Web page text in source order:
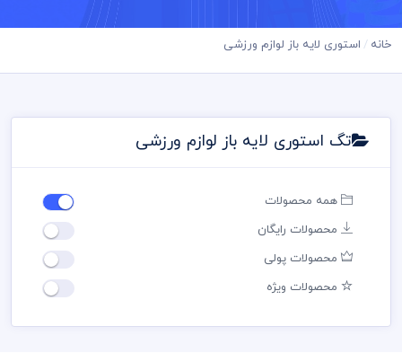
خانه استوری لایه باز لوازم ورزشی
تگ استوری لایه باز لوازم ورزشی
همه محصولات
محصولات رایگان
محصولات پولی
محصولات ویژه